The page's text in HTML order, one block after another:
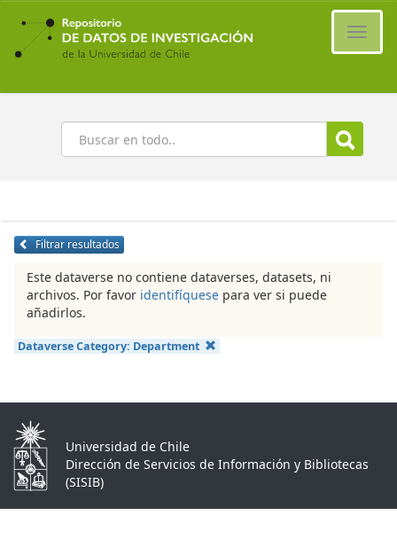
Ir
contenido
principal
Buscar
Filtrar resultados
Este dataverse no contiene dataverses, datasets, ni
archivos. Por favor identifíquese para ver si puede
añadirlos.
Dataverse Category: Department
Universidad de Chile
Dirección de Servicios de Información y Bibliotecas
(SISIB)